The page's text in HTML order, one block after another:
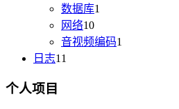
数据库1
网络10
音视频编码1
日志11
个人项目